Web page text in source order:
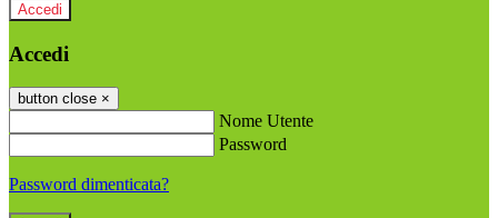
Accedi
Accedi
button close ×
Nome Utente
Password
Password dimenticata?